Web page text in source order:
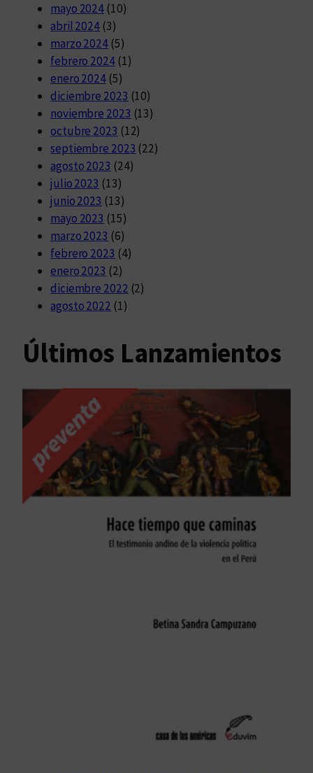
mayo 2024 (10)
abril 2024 (3)
marzo 2024 (5)
febrero 2024(1)
enero 2024 (5)
diciembre 2023 (10)
noviembre 2023 (13)
octubre 2023 (12)
septiembre 2023 (22)
agosto 2023 (24)
julio 2023 (13)
junio 2023 (13)
mayo 2023 (15)
marzo 2023 (6)
febrero 2023 (4)
enero 2023 (2)
diciembre 2022 (2)
agosto 2022 (1)
Últimos Lanzamientos